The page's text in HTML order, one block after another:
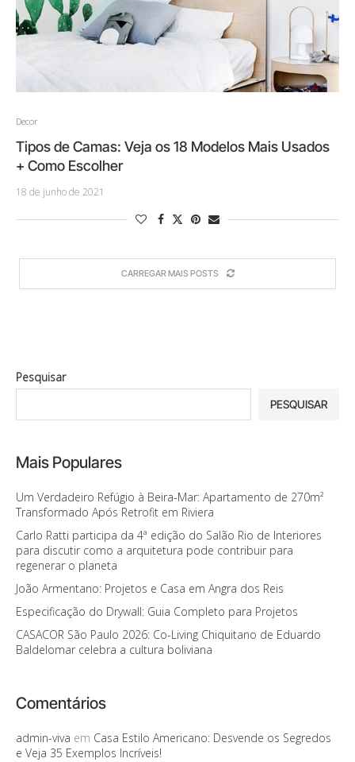
Decor
Tipos de Camas: Veja os 18 Modelos Mais Usados
+ Como Escolher
18 de junho de 2021
CARREGAR MAIS POSTS
Pesquisar
PESQUISAR
Mais Populares
Um Verdadeiro Refúgio à Beira-Mar: Apartamento de 270m²
Transformado Após Retrofit em Riviera
Carlo Ratti participa da 4ª edição do Salão Rio de Interiores
para discutir como a arquitetura pode contribuir para
regenerar o planeta
João Armentano: Projetos e Casa em Angra dos Reis
Especificação do Drywall: Guia Completo para Projetos
CASACOR São Paulo 2026: Co-Living Chiquitano de Eduardo
Baldelomar celebra a cultura boliviana
Comentários
admin-viva em Casa Estilo Americano: Desvende os Segredos
e Veja 35 Exemplos Incríveis!